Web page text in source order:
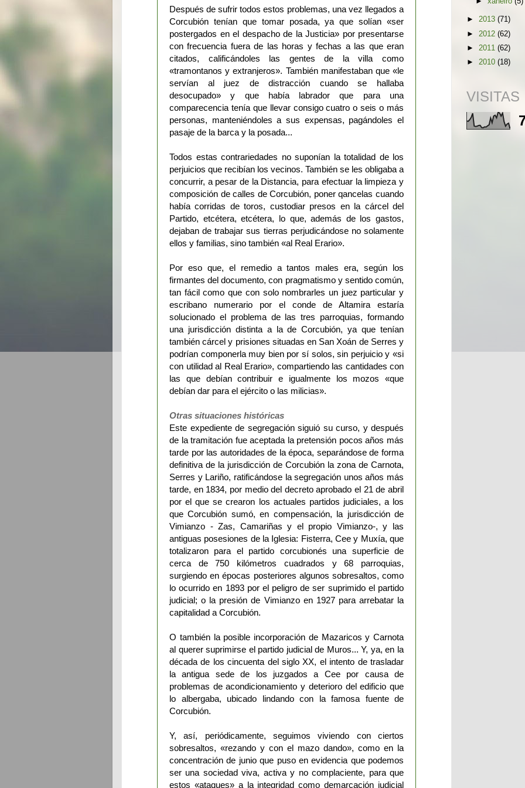
Después de sufrir todos estos problemas, una vez llegados a
Corcubión tenían que tomar posada, ya que solían «ser
postergados en el despacho de la Justicia» por presentarse
con frecuencia fuera de las horas y fechas a las que eran
citados, calificándoles las gentes de la villa como
«tramontanos y extranjeros». También manifestaban que «le
servían al juez de distracción cuando se hallaba
desocupado» y que había labrador que para una
comparecencia tenía que llevar consigo cuatro o seis o más
personas, manteniéndoles a sus expensas, pagándoles el
pasaje de la barca y la posada...
Todos estas contrariedades no suponían la totalidad de los
perjuicios que recibían los vecinos. También se les obligaba a
concurrir, a pesar de la Distancia, para efectuar la limpieza y
composición de calles de Corcubión, poner qancelas cuando
había corridas de toros, custodiar presos en la cárcel del
Partido, etcétera, etcétera, lo que, además de los gastos,
dejaban de trabajar sus tierras perjudicándose no solamente
ellos y familias, sino también «al Real Erario».
Por eso que, el remedio a tantos males era, según los
firmantes del documento, con pragmatismo y sentido común,
tan fácil como que con solo nombrarles un juez particular y
escribano numerario por el conde de Altamira estaría
solucionado el problema de las tres parroquias, formando
una jurisdicción distinta a la de Corcubión, ya que tenían
también cárcel y prisiones situadas en San Xoán de Serres y
podrían componerla muy bien por sí solos, sin perjuicio y «si
con utilidad al Real Erario», compartiendo las cantidades con
las que debían contribuir e igualmente los mozos «que
debían dar para el ejército o las milicias».
Otras situaciones históricas
Este expediente de segregación siguió su curso, y después
de la tramitación fue aceptada la pretensión pocos años más
tarde por las autoridades de la época, separándose de forma
definitiva de la jurisdicción de Corcubión la zona de Carnota,
Serres y Lariño, ratificándose la segregación unos años más
tarde, en 1834, por medio del decreto aprobado el 21 de abril
por el que se crearon los actuales partidos judiciales, a los
que Corcubión sumó, en compensación, la jurisdicción de
Vimianzo - Zas, Camariñas y el propio Vimianzo-, y las
antiguas posesiones de la Iglesia: Fisterra, Cee y Muxía, que
totalizaron para el partido corcubionés una superficie de
cerca de 750 kilómetros cuadrados y 68 parroquias,
surgiendo en épocas posteriores algunos sobresaltos, como
lo ocurrido en 1893 por el peligro de ser suprimido el partido
judicial; o la presión de Vimianzo en 1927 para arrebatar la
capitalidad a Corcubión.
O también la posible incorporación de Mazaricos y Carnota
al querer suprimirse el partido judicial de Muros... Y, ya, en la
década de los cincuenta del siglo XX, el intento de trasladar
la antigua sede de los juzgados a Cee por causa de
problemas de acondicionamiento y deterioro del edificio que
lo albergaba, ubicado lindando con la famosa fuente de
Corcubión.
Y, así, periódicamente, seguimos viviendo con ciertos
sobresaltos, «rezando y con el mazo dando», como en la
concentración de junio que puso en evidencia que podemos
ser una sociedad viva, activa y no complaciente, para que
estos «ataques» a la integridad como demarcación judicial
► 2013 (71)
► 2012 (62)
► 2011 (62)
► 2010 (18)
VISITAS